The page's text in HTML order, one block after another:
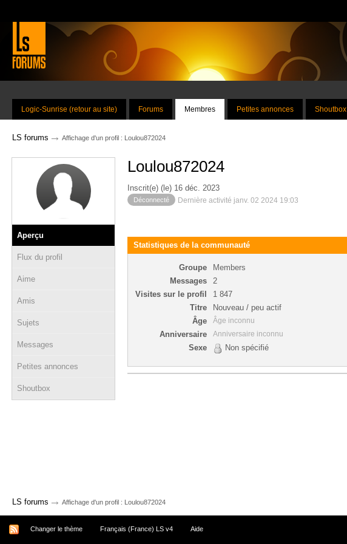
Logic-Sunrise (retour au site) Forums Membres Petites annonces Shoutbox
LS forums → Affichage d'un profil : Loulou872024
Aperçu
Flux du profil
Aime
Amis
Sujets
Messages
Petites annonces
Shoutbox
Loulou872024
Inscrit(e) (le) 16 déc. 2023
Déconnecté Dernière activité janv. 02 2024 19:03
Statistiques de la communauté
Groupe
Members
Messages
2
Visites sur le profil
1 847
Titre
Nouveau / peu actif
Âge
Âge inconnu
Anniversaire Anniversaire inconnu
Sexe Non spécifié
LS forums → Affichage d'un profil : Loulou872024
Changer le thème Français (France) LS v4 Aide